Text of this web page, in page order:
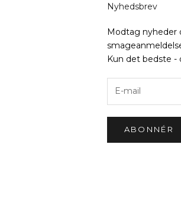
Nyhedsbrev
Modtag nyheder
Kun det bedste -
ABONNÉR